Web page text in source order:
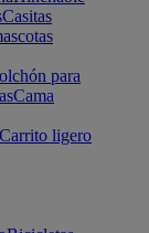
Casitas
para
Cama
Carrito ligero